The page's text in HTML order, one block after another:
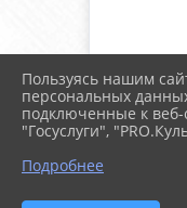
Пользуясь нашим
персональных
подключенные к веб-
"Госуслуги",
Подробнее